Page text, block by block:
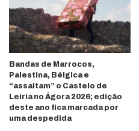
Bandas de Marrocos,
Palestina, Bélgica e
“assaltam” o Castelo de
Leiria no Ágora 2026; edição
deste ano fica marcada por
uma despedida